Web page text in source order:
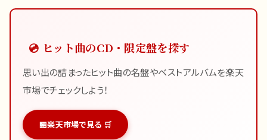
💿 ヒット曲のCD・限定盤を探す
思い出の詰まったヒット曲の名盤やベストアルバムを楽天
市場でチェックしよう！
楽天市場で見る 🛒